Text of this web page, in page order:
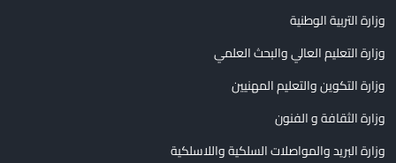
وزارة التربية الوطنية
وزارة التعليم العالي والبحث العلمي
وزارة التكوين والتعليم المهنيين
وزارة الثقافة و الفنون
وزارة البريد والمواصلات السلكية واللاسلكية